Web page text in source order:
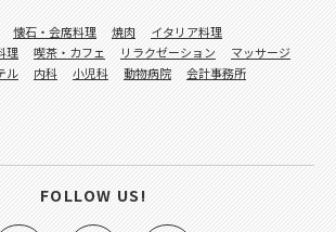
懐石・会席料理 焼肉
イタリア料理
理 喫茶・カフェ リラクゼーション
マッサージ
ル 内科 小児科 動物病院
会計事務所
FOLLOW US!